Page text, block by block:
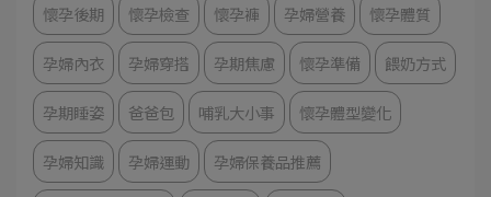
懷孕後期 懷孕檢查 懷孕褲 孕婦營養 懷孕體質
孕婦內衣 孕婦穿搭 孕期焦慮 懷孕準備 餵奶方式
孕期睡姿 爸爸包 哺乳大小事 懷孕體型變化
孕婦知識 孕婦運動 孕婦保養品推薦